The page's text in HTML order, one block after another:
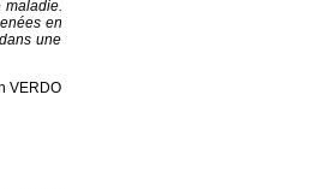
maladie.
en
une
VERDO